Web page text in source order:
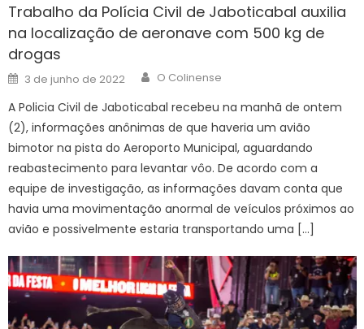
Trabalho da Polícia Civil de Jaboticabal auxilia
na localização de aeronave com 500 kg de
drogas
Posted
on
3 de junho de 2022 Author
O Colinense
A Policia Civil de Jaboticabal recebeu na manhã de ontem
(2), informações anônimas de que haveria um avião
bimotor na pista do Aeroporto Municipal, aguardando
reabastecimento para levantar vôo. De acordo com a
equipe de investigação, as informações davam conta que
havia uma movimentação anormal de veículos próximos ao
avião e possivelmente estaria transportando uma […]